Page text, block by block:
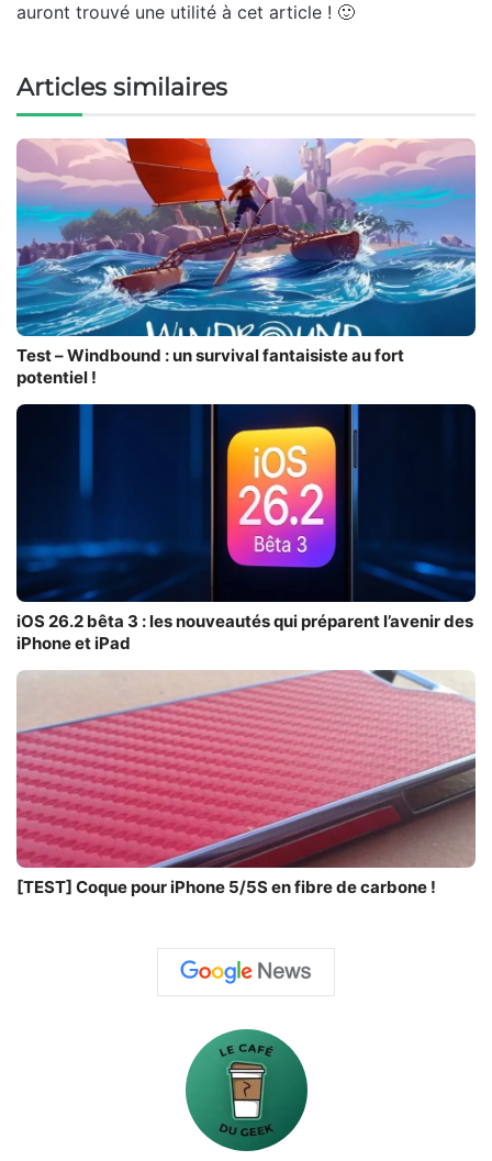
auront trouvé une utilité à cet article ! 🙂
Articles similaires
Test – Windbound : un survival fantaisiste au fort
potentiel !
iOS 26.2 bêta 3 : les nouveautés qui préparent l’avenir des
iPhone et iPad
[TEST] Coque pour iPhone 5/5S en fibre de carbone !